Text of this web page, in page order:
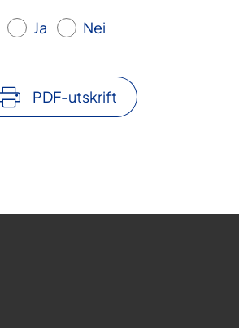
Ja Nei
PDF-utskrift